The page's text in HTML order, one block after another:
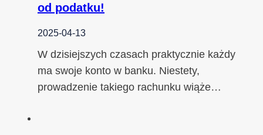
od podatku!
2025-04-13
W dzisiejszych czasach praktycznie każdy
ma swoje konto w banku. Niestety,
prowadzenie takiego rachunku wiąże…